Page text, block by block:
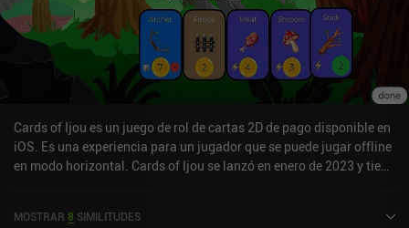
Cards of Ijou es un juego de rol de cartas 2D de pago disponible en
iOS. Es una experiencia para un jugador que se puede jugar offline
en modo horizontal. Cards of Ijou se lanzó en enero de 2023 y tiene
MOSTRAR 8 SIMILITUDES